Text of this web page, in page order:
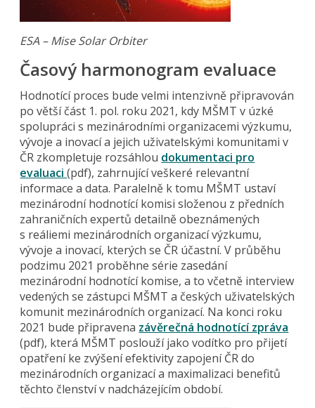
ESA – Mise Solar Orbiter
Časový harmonogram evaluace
Hodnotící proces bude velmi intenzivně připravován
po větší část 1. pol. roku 2021, kdy MŠMT v úzké
spolupráci s mezinárodními organizacemi výzkumu,
vývoje a inovací a jejich uživatelskými komunitami v
ČR zkompletuje rozsáhlou dokumentaci pro
evaluaci(pdf), zahrnující veškeré relevantní
informace a data. Paralelně k tomu MŠMT ustaví
mezinárodní hodnotící komisi složenou z předních
zahraničních expertů detailně obeznámených
s reáliemi mezinárodních organizací výzkumu,
vývoje a inovací, kterých se ČR účastní. V průběhu
podzimu 2021 proběhne série zasedání
mezinárodní hodnotící komise, a to včetně interview
vedených se zástupci MŠMT a českých uživatelských
komunit mezinárodních organizací. Na konci roku
2021 bude připravena závěrečná hodnotící zpráva
(pdf), která MŠMT poslouží jako vodítko pro přijetí
opatření ke zvýšení efektivity zapojení ČR do
mezinárodních organizací a maximalizaci benefitů
těchto členství v nadcházejícím období.